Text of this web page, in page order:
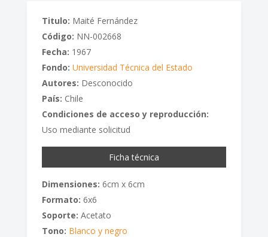
Titulo: Maité Fernández
Código: NN-002668
Fecha: 1967
Fondo: Universidad Técnica del Estado
Autores: Desconocido
País: Chile
Condiciones de acceso y reproducción:
Uso mediante solicitud
Ficha técnica
Dimensiones: 6cm x 6cm
Formato: 6x6
Soporte: Acetato
Tono: Blanco y negro